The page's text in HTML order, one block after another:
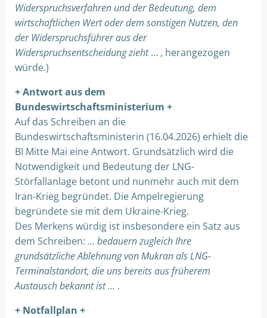
Widerspruchsverfahren und der Bedeutung, dem
wirtschaftlichen Wert oder dem sonstigen Nutzen, den
der Widerspruchsführer aus der
Widerspruchsentscheidung zieht… , herangezogen
würde.)
+ Antwort aus dem
Bundeswirtschaftsministerium +
Auf das Schreiben an die
Bundeswirtschaftsministerin (16.04.2026) erhielt die
BI Mitte Mai eine Antwort. Grundsätzlich wird die
Notwendigkeit und Bedeutung der LNG-
Störfallanlage betont und nunmehr auch mit dem
Iran-Krieg begründet. Die Ampelregierung
begründete sie mit dem Ukraine-Krieg.
Des Merkens würdig ist insbesondere ein Satz aus
dem Schreiben: … bedauern zugleich Ihre
grundsätzliche Ablehnung von Mukran als LNG-
Terminalstandort, die uns bereits aus früherem
Austausch bekannt ist … .
+ Notfallplan +